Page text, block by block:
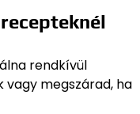
rendkívül
vagy megszárad, ha